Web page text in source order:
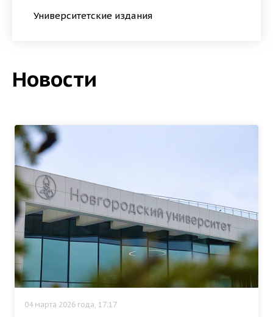
Университетские издания
Новости
04 марта 2026 года, 17:17